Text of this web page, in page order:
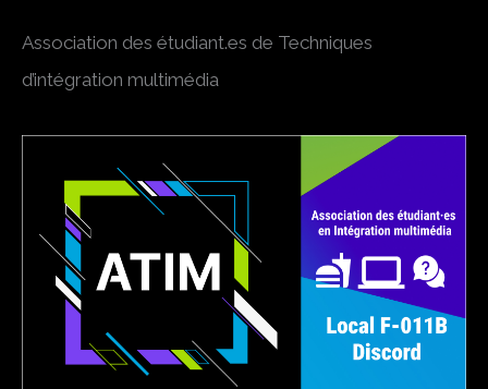
Association des étudiant.es de Techniques
d’intégration multimédia